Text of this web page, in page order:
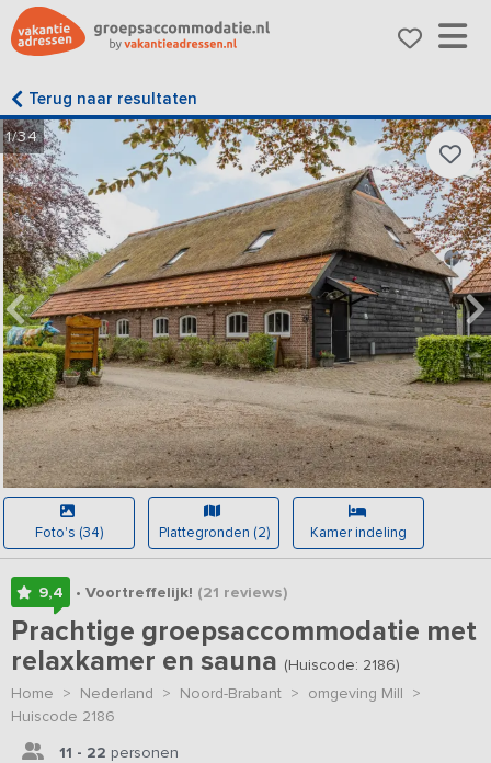
Terug naar resultaten
1/34
Foto's (34) Plattegronden (2) Kamer indeling
9,4 • Voortreffelijk! (21 reviews)
Prachtige groepsaccommodatie met
relaxkamer en sauna (Huiscode: 2186)
Home > Nederland > Noord-Brabant > omgeving Mill >
Huiscode 2186
11 - 22 personen